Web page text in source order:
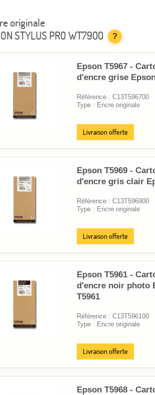
originale
STYLUS PRO WT7900
?
Epson T5967 -
d'encre grise
Référence : C13T596700
Type : Encre originale
Livraison offerte
Epson T5969 -
d'encre gris clair
Référence : C13T596900
Type : Encre originale
Livraison offerte
Epson T5961 -
d'encre noir photo
T5961
Référence : C13T596100
Type : Encre originale
Livraison offerte
Epson T5968 -